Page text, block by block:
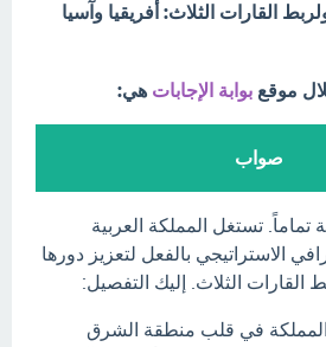
القارات الثلاث: أفريقيا وآسيا
موقع بوابة الإجابات هي:
صواب
تستغل المملكة العربية
الاستراتيجي بالفعل لتعزيز دورها
القارات الثلاث. إليك التفصيل:
في قلب منطقة الشرق